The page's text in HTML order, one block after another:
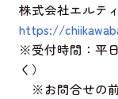
株式会社エルテ
https://
※受付時間：平
く）
※お問合せの前